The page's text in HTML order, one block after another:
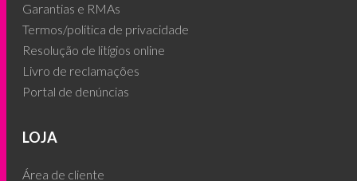
Garantias e RMAs
Termos/política de privacidade
Resolução de litígios online
Livro de reclamações
Portal de denúncias
LOJA
Área de cliente